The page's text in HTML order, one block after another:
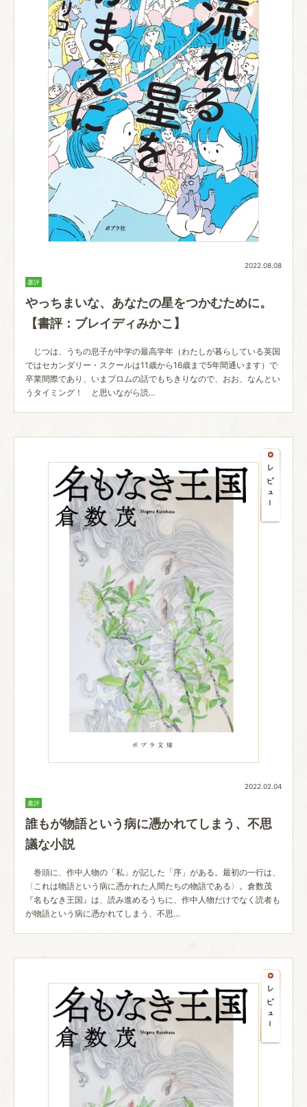
2022.08.08
書評
やっちまいな、あなたの星をつかむために。
【書評：ブレイディみかこ】
じつは、うちの息子が中学の最高学年（わたしが暮らしている英国
ではセカンダリー・スクールは11歳から16歳まで5年間通います）で
卒業間際であり、いまプロムの話でもちきりなので、おお、なんとい
うタイミング！ と思いながら読…
2022.02.04
書評
誰もが物語という病に憑かれてしまう、不思
議な小説
巻頭に、作中人物の「私」が記した「序」がある。最初の一行は、
〈これは物語という病に憑かれた人間たちの物語である〉。倉数茂
『名もなき王国』は、読み進めるうちに、作中人物だけでなく読者も
が物語という病に憑かれてしまう、不思…